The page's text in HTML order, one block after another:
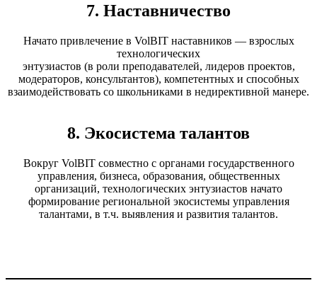
7. Наставничество
Начато привлечение в VolBIT наставников — взрослых
технологических
энтузиастов (в роли преподавателей, лидеров проектов,
модераторов, консультантов), компетентных и способных
взаимодействовать со школьниками в недирективной манере.
8. Экосистема талантов
Вокруг VolBIT совместно с органами государственного
управления, бизнеса, образования, общественных
организаций, технологических энтузиастов начато
формирование региональной экосистемы управления
талантами, в т.ч. выявления и развития талантов.